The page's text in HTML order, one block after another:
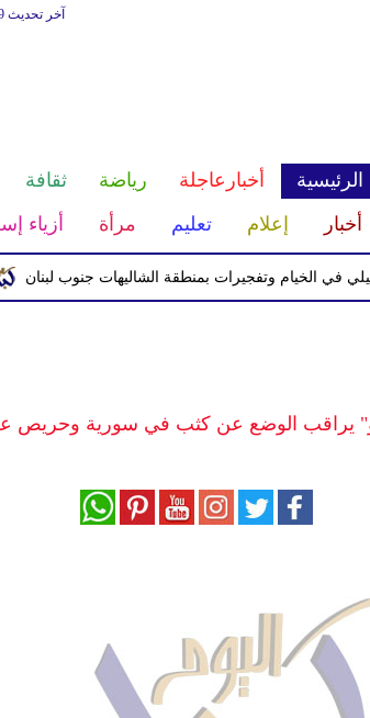
آخر تحديث GMT10:25:09
الرئيسية أخبارعاجلة رياضة ثقافة
أخبار
إعلام تعليم مرأة أزياء
وتفجيرات بمنطقة الشاليهات جنوب لبنان
يراقب الوضع عن كثب في سورية وحريص